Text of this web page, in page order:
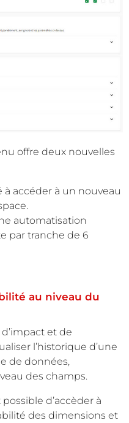
offre deux nouvelles
à accéder à un nouveau
automatisation
par tranche de 6
au niveau du
et de
l’historique d’une
de données,
des champs.
d’accèder à
des dimensions et